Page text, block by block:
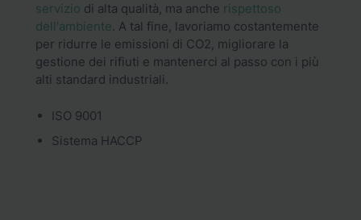
servizio di alta qualità, ma anche rispettoso
dell'ambiente. A tal fine, lavoriamo costantemente
per ridurre le emissioni di CO2, migliorare la
gestione dei rifiuti e mantenerci al passo con i più
alti standard industriali.
ISO 9001
Sistema HACCP